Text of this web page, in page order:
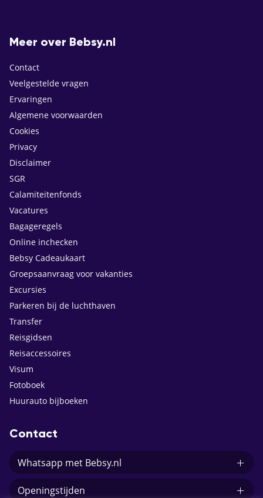
Meer over Bebsy.nl
Contact
Veelgestelde vragen
Ervaringen
Algemene voorwaarden
Cookies
Privacy
Disclaimer
SGR
Calamiteitenfonds
Vacatures
Bagageregels
Online inchecken
Bebsy Cadeaukaart
Groepsaanvraag voor vakanties
Excursies
Parkeren bij de luchthaven
Transfer
Reisgidsen
Reisaccessoires
Visum
Fotoboek
Huurauto bijboeken
Contact
Whatsapp met Bebsy.nl
Openingstijden